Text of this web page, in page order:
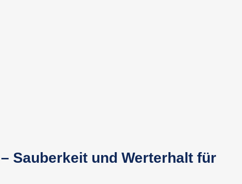
Sauberkeit und Werterhalt für